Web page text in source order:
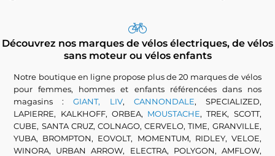
Découvrez nos marques de vélos électriques, de vélos
sans moteur ou vélos enfants
Notre boutique en ligne propose plus de 20 marques de vélos
pour femmes, hommes et enfants référencées dans nos
magasins :GIANT, LIV, CANNONDALE, SPECIALIZED,
LAPIERRE, KALKHOFF, ORBEA, MOUSTACHE, TREK, SCOTT,
CUBE, SANTA CRUZ, COLNAGO, CERVELO, TIME, GRANVILLE,
YUBA, BROMPTON, EOVOLT, MOMENTUM, RIDLEY, VELOE,
WINORA, URBAN ARROW, ELECTRA, POLYGON, AMFLOW,